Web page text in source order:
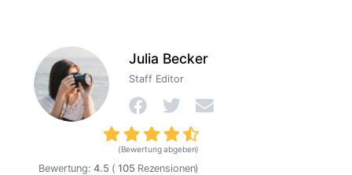
Julia Becker
Staff Editor
(Bewertung abgeben)
Bewertung: 4.5 ( 105 Rezensionen)